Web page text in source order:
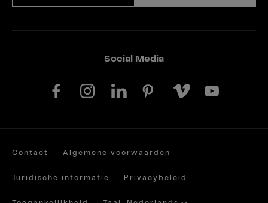
Social Media
Contact Algemene voorwaarden
Juridische informatie Privacybeleid